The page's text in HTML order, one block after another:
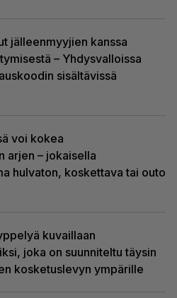
jälleenmyyjien kanssa
– Yhdysvalloissa
sisältävissä
voi kokea
arjen – jokaisella
hulvaton, koskettava tai outo
kuvaillaan
joka on suunniteltu täysin
kosketuslevyn ympärille